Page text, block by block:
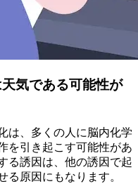
気である可能性が
は、多くの人に脳内化学
を引き起こす可能性があ
る誘因は、他の誘因で起
る原因にもなります。